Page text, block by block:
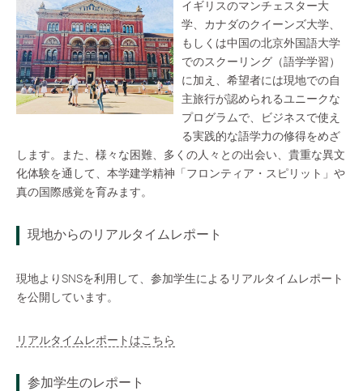
イギリスのマンチェスター大
学、カナダのクイーンズ大学、
もしくは中国の北京外国語大学
でのスクーリング（語学学習）
に加え、希望者には現地での自
主旅行が認められるユニークな
プログラムで、ビジネスで使え
る実践的な語学力の修得をめざ
します。また、様々な困難、多くの人々との出会い、貴重な異文
化体験を通して、本学建学精神「フロンティア・スピリット」や
真の国際感覚を育みます。
現地からのリアルタイムレポート
現地よりSNSを利用して、参加学生によるリアルタイムレポート
を公開しています。
リアルタイムレポートはこちら
参加学生のレポート